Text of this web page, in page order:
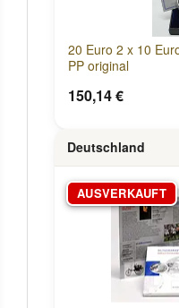
20 Euro 2 x 10
PP original
150,14 €
Deutschland
AUSVERKAUFT